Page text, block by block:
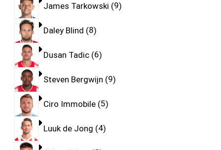
James Tarkowski 9
Daley Blind 8
Dusan Tadic 6
Steven Bergwijn 9
Ciro Immobile 5
Luuk de Jong 4